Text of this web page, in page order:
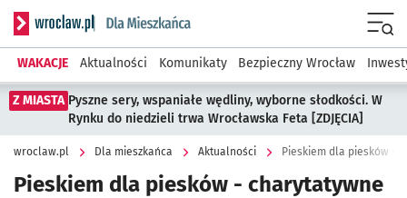
Serwis informacyjny wroclaw.pl podserwis: Dla mieszkańca
WAKACJE Aktualności Komunikaty Bezpieczny Wrocław
Z MIASTA Pyszne sery, wspaniałe wędliny, wyborne słodkości. W
Rynku do niedzieli trwa Wrocławska Feta [ZDJĘCIA]
wroclaw.pl Dla mieszkańca Aktualności
Pieskiem dla piesków - charytatywne